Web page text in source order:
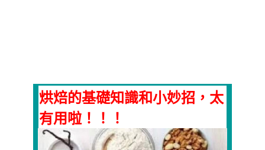
烘焙的基礎知識和小妙招，太
有用啦！！！